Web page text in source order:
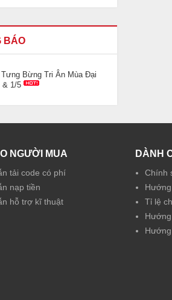
BÁO
Bừng Tri Ân Mùa Đại
& 1/5
NGƯỜI MUA
tải code có phí
nạp tiền
hỗ trợ kĩ thuật
DÀNH
Chính
Tỉ lệ